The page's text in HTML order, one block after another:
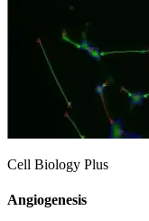
Cell Biology Plus
Angiogenesis